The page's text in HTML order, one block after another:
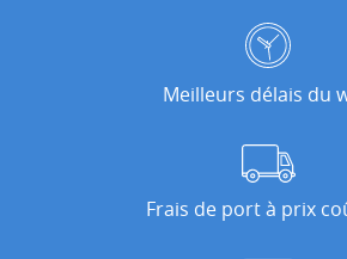
Meilleurs délais du
Frais de port à prix